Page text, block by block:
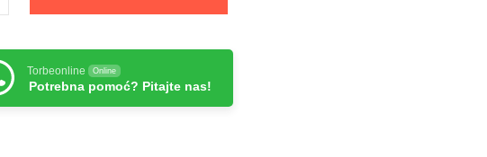
Torbeonline Online
Potrebna pomoć? Pitajte nas!